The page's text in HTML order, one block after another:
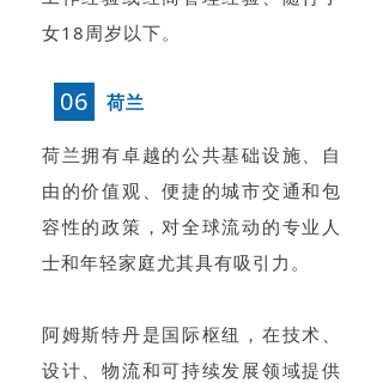
女18周岁以下。
06 荷兰
荷兰拥有卓越的公共基础设施、自
由的价值观、便捷的城市交通和包
容性的政策，对全球流动的专业人
士和年轻家庭尤其具有吸引力。
阿姆斯特丹是国际枢纽，在技术、
设计、物流和可持续发展领域提供